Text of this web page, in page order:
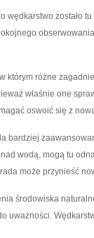
zostało
którym różne
właśnie one
oswoić się z
bardziej
wodą, mogą tu
może przynieść
środowiska
uważności.